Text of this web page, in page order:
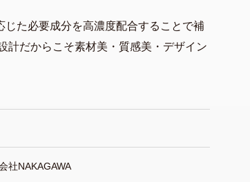
た必要成分を高濃度配合することで補
計だからこそ素材美・質感美・デザイン
社NAKAGAWA